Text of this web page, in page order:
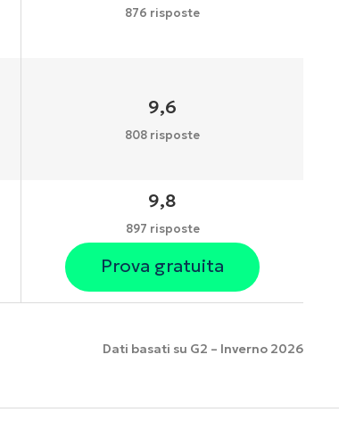
876 risposte
9,6
808 risposte
9,8
897 risposte
Prova gratuita
Dati basati su G2 – Inverno 2026